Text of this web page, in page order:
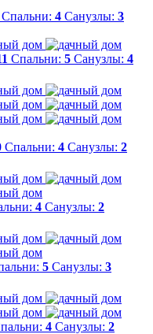
Спальни: 4 Санузлы: 3
Спальни: 5 Санузлы: 4
Спальни: 4 Санузлы: 2
4 Санузлы: 2
5 Санузлы: 3
4 Санузлы: 2